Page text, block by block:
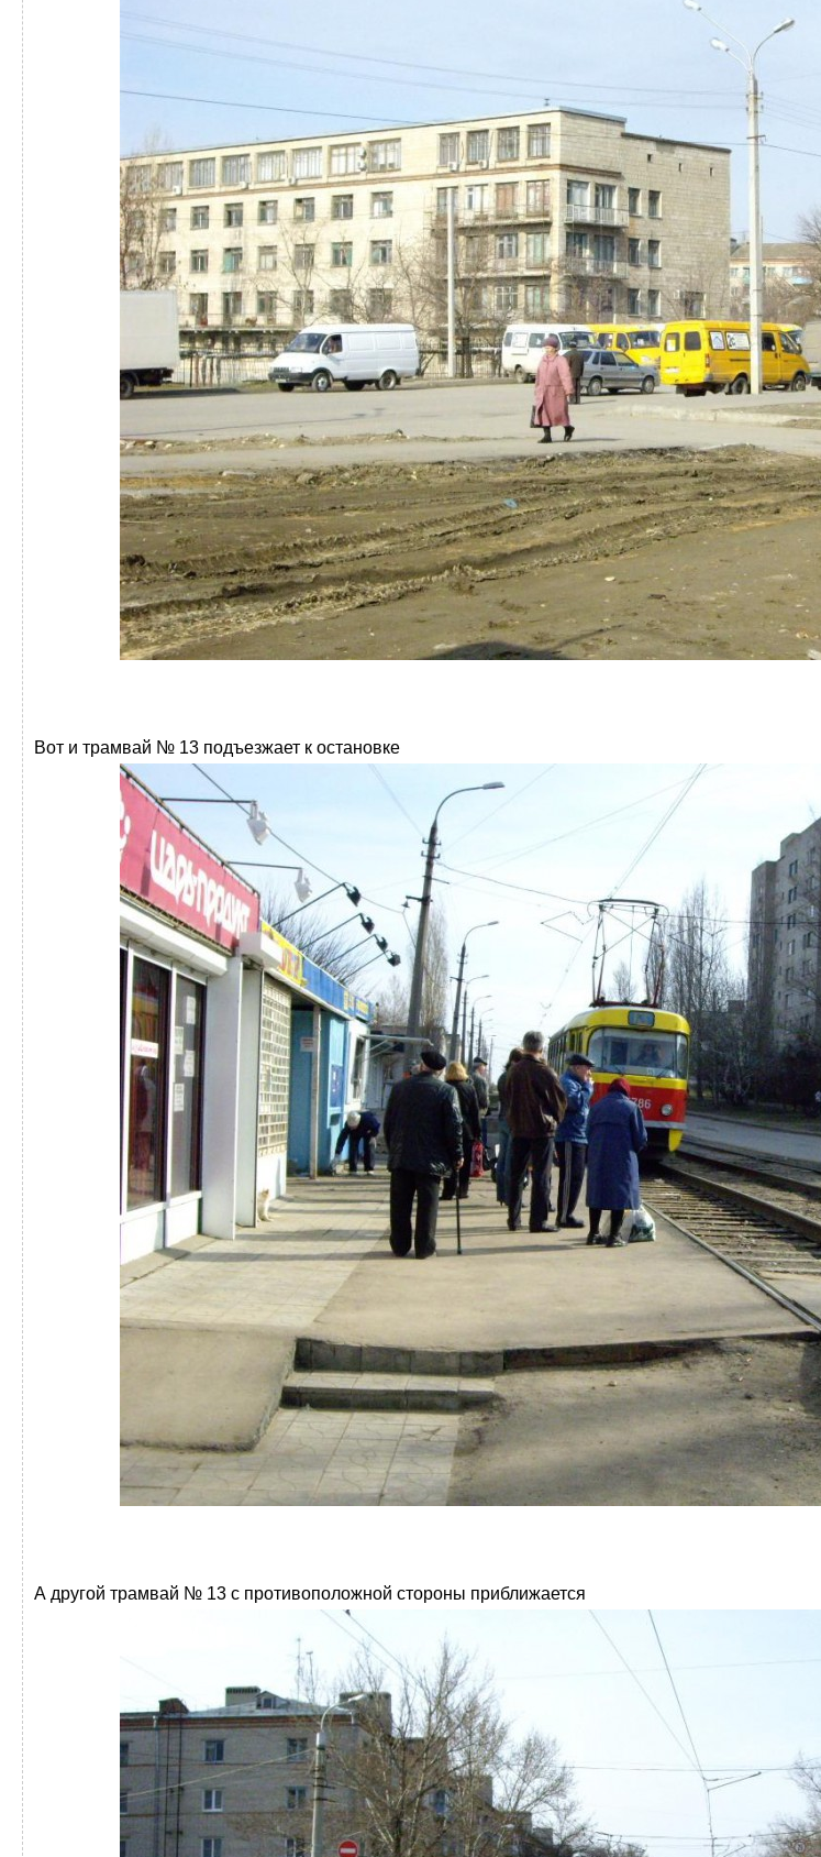
Вот и трамвай № 13 подъезжает к остановке
А другой трамвай № 13 с противоположной стороны приближается